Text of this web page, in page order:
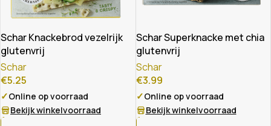
Schar Knackebrod vezelrijk
glutenvrij
Schar
€5.25
✓Online op voorraad
Bekijk winkelvoorraad
Schar Superknacke met chia
glutenvrij
Schar
€3.99
✓Online op voorraad
Bekijk winkelvoorraad